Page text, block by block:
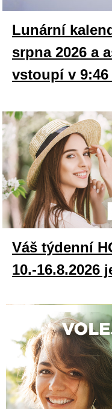
Lunární
srpna 2026 a
vstoupí v 9:46
Váš týdenní
10.-16.8.2026